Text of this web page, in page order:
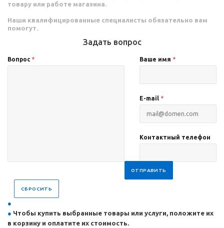
товару или работе магазина.
Наши квалифицированные специалисты обязательно вам
помогут.
Задать вопрос
Вопрос * Ваше имя *
E-mail *
Контактный телефон
ОТПРАВИТЬ
СБРОСИТЬ
Чтобы купить выбранные товары или услуги, положите их
в корзину и оплатите их стоимость.